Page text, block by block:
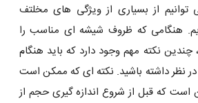
از بسیاری از ویژگی های مخلتف
هنگامی که ظروف شیشه ای مناسب را
چندین نکته مهم وجود دارد که باید هنگام
نظر داشته باشید. نکته ای که ممکن است
است که قبل از شروع اندازه گیری حجم از